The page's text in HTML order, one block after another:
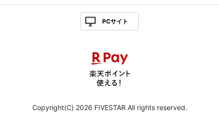
PCサイト
Copyright(C) 2026 FIVESTAR All rights reserved.